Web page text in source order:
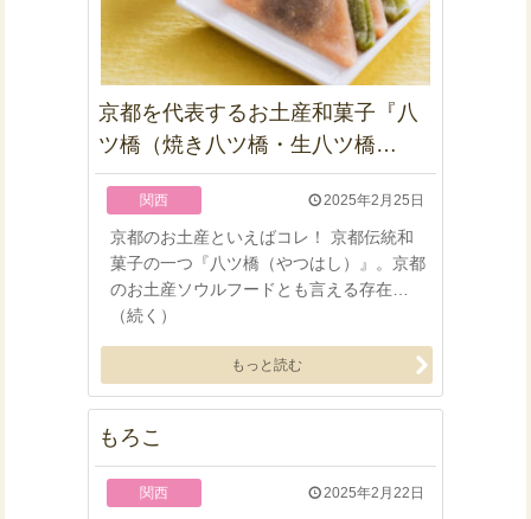
京都を代表するお土産和菓子『八
ツ橋（焼き八ツ橋・生八ツ橋…
関西 2025年2月25日
京都のお土産といえばコレ！ 京都伝統和
菓子の一つ『八ツ橋（やつはし）』。京都
のお土産ソウルフードとも言える存在…
（続く）
もっと読む
もろこ
関西 2025年2月22日